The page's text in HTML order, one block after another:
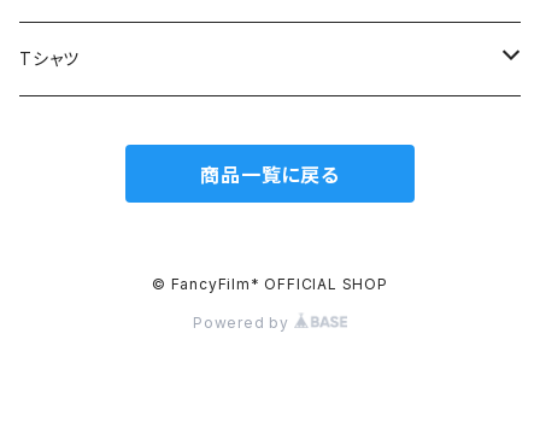
Tシャツ
商品一覧に戻る
© FancyFilm* OFFICIAL SHOP
Powered by